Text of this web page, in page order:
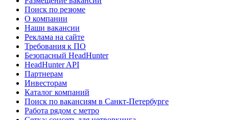
Поиск по резюме
О компании
Наши вакансии
Реклама на сайте
Требования к ПО
Безопасный HeadHunter
HeadHunter API
Партнерам
Инвесторам
Каталог компаний
Поиск по вакансиям в Санкт-Петербурге
Работа рядом с метро